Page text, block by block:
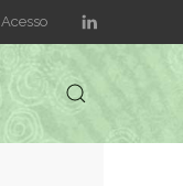
Acesso